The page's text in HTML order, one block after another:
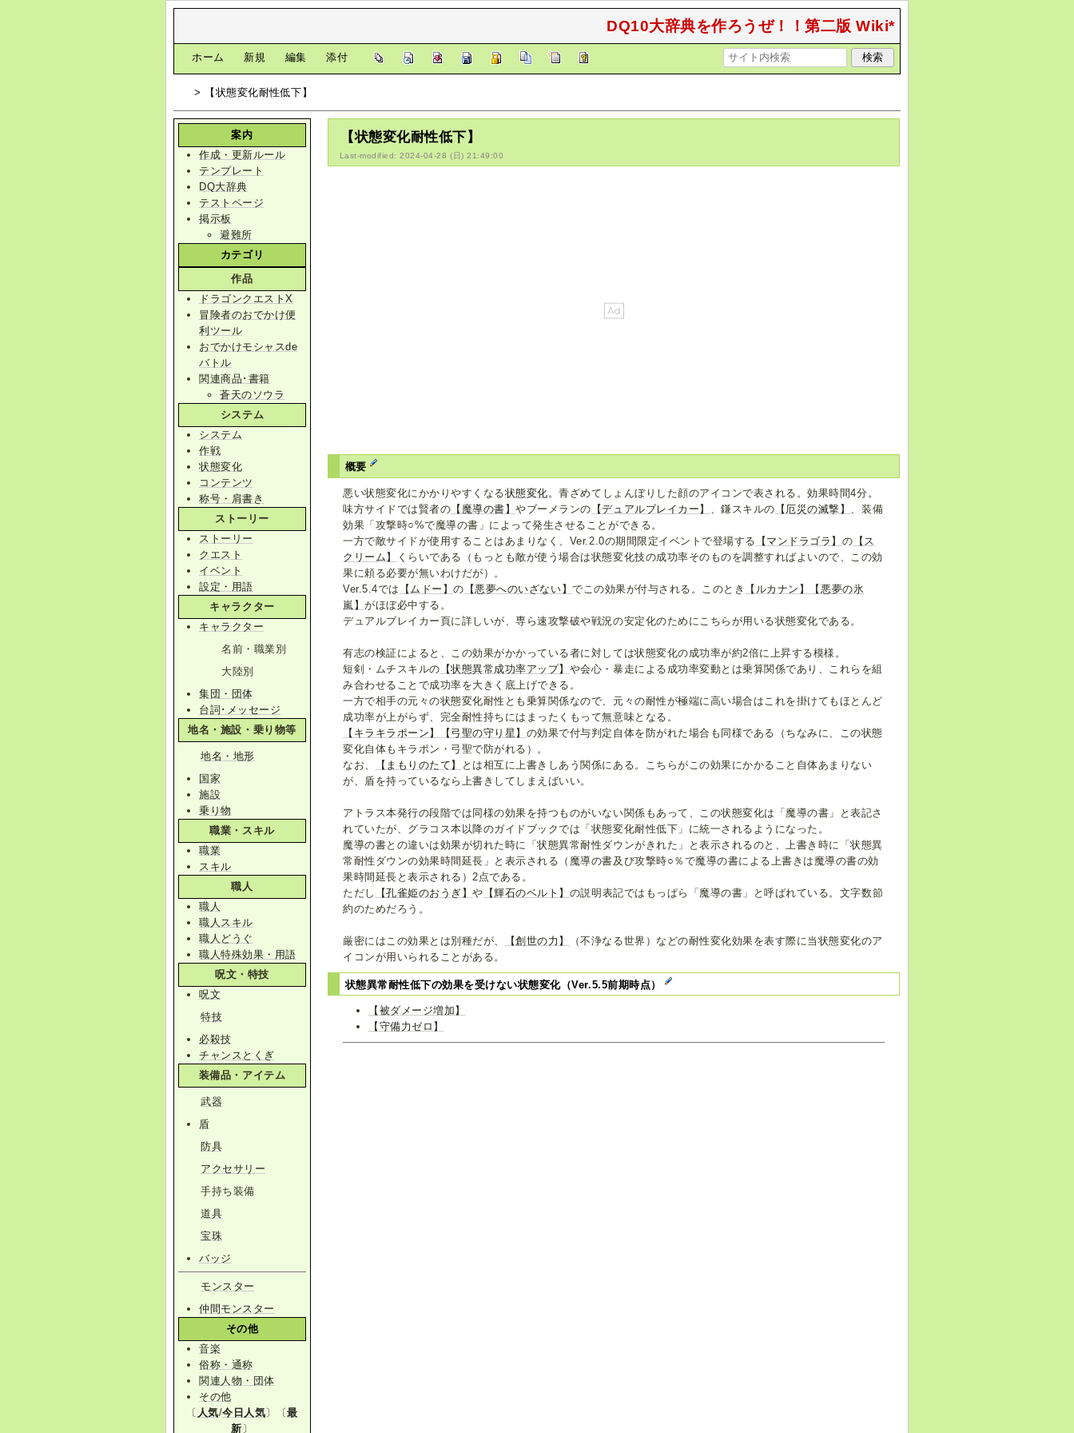
DQ10大辞典を作ろうぜ！！第二版 Wiki*
ホーム 新規 編集 添付
> 【状態変化耐性低下】
【状態変化耐性低下】
Last-modified: 2024-04-28 (日) 21:49:00
概要
悪い状態変化にかかりやすくなる状態変化 。青ざめてしょんぼりした顔のアイコンで表される。効果時間4分。
味方サイドでは賢者の 【魔導の書】やブーメランの 【デュアルブレイカー】 、鎌スキルの 【厄災の滅撃】
、装備
効果「攻撃時○%で魔導の書」によって発生させることができる。
一方で敵サイドが使用することはあまりなく、Ver.2.0の期間限定イベントで登場する
【マンドラゴラ】の 【ス
クリーム】
くらいである（もっとも敵が使う場合は状態変化技の成功率そのものを調整すればよいので、この効
果に頼る必要が無いわけだが）。
Ver.5.4では
【ムドー】の 【悪夢へのいざない】でこの効果が付与される。このとき 【ルカナン】
【悪夢の氷
嵐】がほぼ必中する。
デュアルブレイカー頁に詳しいが、専ら速攻撃破や戦況の安定化のためにこちらが用いる状態変化である。
有志の検証によると、この効果がかかっている者に対しては状態変化の成功率が約2倍に上昇する模様。
短剣・ムチスキルの 【状態異常成功率アップ】 や会心・暴走による成功率変動とは乗算関係であり、これらを組
み合わせることで成功率を大きく底上げできる。
一方で相手の元々の状態変化耐性とも乗算関係なので、元々の耐性が極端に高い場合はこれを掛けてもほとんど
成功率が上がらず、完全耐性持ちにはまったくもって無意味となる。
【キラキラポーン】
【弓聖の守り星】 の効果で付与判定自体を防がれた場合も同様である（ちなみに、この状態
変化自体もキラポン・弓聖で防がれる）。
なお、
【まもりのたて】
とは相互に上書きしあう関係にある。こちらがこの効果にかかること自体あまりない
が、盾を持っているなら上書きしてしまえばいい。
アトラス本発行の段階では同様の効果を持つものがいない関係もあって、この状態変化は「魔導の書」と表記さ
れていたが、グラコス本以降のガイドブックでは「状態変化耐性低下」に統一されるようになった。
魔導の書との違いは効果が切れた時に「状態異常耐性ダウンがきれた」と表示されるのと、上書き時に「状態異
常耐性ダウンの効果時間延長」と表示される（魔導の書及び攻撃時○％で魔導の書による上書きは魔導の書の効
果時間延長と表示される）2点である。
ただし
【孔雀姫のおうぎ】や 【輝石のベルト】 の説明表記ではもっぱら「魔導の書」と呼ばれている。文字数節
約のためだろう。
厳密にはこの効果とは別種だが、 【創世の力】
（不浄なる世界）などの耐性変化効果を表す際に当状態変化のア
イコンが用いられることがある。
状態異常耐性低下の効果を受けない状態変化（Ver.5.5前期時点）
【被ダメージ増加】
【守備力ゼロ】
案内
作成・更新ルール
テンプレート
DQ大辞典
テストページ
掲示板
避難所
カテゴリ
作品
ドラゴンクエストX
冒険者のおでかけ便
利ツール
おでかけモシャスde
バトル
関連商品･書籍
蒼天のソウラ
システム
システム
作戦
状態変化
コンテンツ
称号・肩書き
ストーリー
ストーリー
クエスト
イベント
設定・用語
キャラクター
キャラクター
名前・職業別
大陸別
集団・団体
台詞･メッセージ
地名・施設・乗り物等
地名・地形
国家
施設
乗り物
職業・スキル
職業
スキル
職人
職人
職人スキル
職人どうぐ
職人特殊効果・用語
呪文・特技
呪文
特技
必殺技
チャンスとくぎ
装備品・アイテム
武器
盾
防具
アクセサリー
手持ち装備
道具
宝珠
バッジ
モンスター
仲間モンスター
その他
音楽
俗称・通称
関連人物・団体
その他
〔 人気/今日人気〕〔最
新 〕